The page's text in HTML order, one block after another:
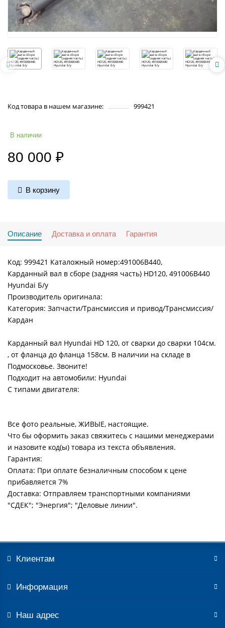
Код товара в нашем магазине: 999421
В наличии
80 000 ₽
В корзину
Описание Доставка и оплата Гарантия
Код: 999421 Каталожный номер:491006B440,
Карданный вал в сборе (задняя часть) HD120, 491006B440
Hyundai Б/у
Производитель оригинала:
Категория: Запчасти/Трансмиссия и привод/Трансмиссия/
Кардан
Карданный вал Hyundai HD 120, от сварки до сварки 104см.
, от фланца до фланца 158см. В наличии на складе в
Подмосковье. Звоните!
Подходит на автомобили: Hyundai
С типами двигателя:
Все фото реальные, ЖИВЫЕ, настоящие.
Что бы оформить заказ свяжитесь с нашими менеджерами
и назовите код(ы) товара из текста объявления.
Гарантия:
Оплата: При оплате безналичным способом к цене
прибавляется 7%
Доставка: Отправляем транспортными компаниями
"СДЕК"; "Энергия"; "Деловые линии".
Клиентам
Информация
Наш адрес